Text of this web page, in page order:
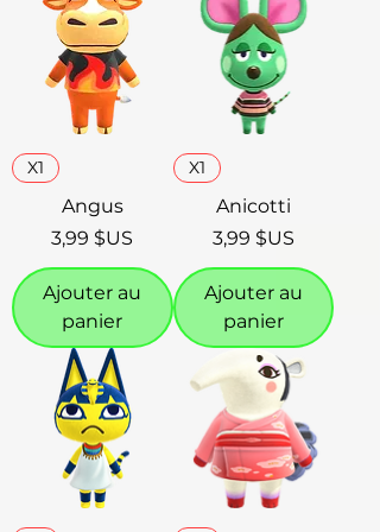
X1
Angus
Prix
3,99 $US
Ajouter au
panier
X1
Anicotti
Prix
3,99 $US
Ajouter au
panier